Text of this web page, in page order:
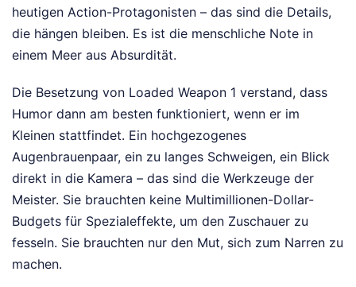
heutigen Action-Protagonisten – das sind die Details,
die hängen bleiben. Es ist die menschliche Note in
einem Meer aus Absurdität.
Die Besetzung von Loaded Weapon 1 verstand, dass
Humor dann am besten funktioniert, wenn er im
Kleinen stattfindet. Ein hochgezogenes
Augenbrauenpaar, ein zu langes Schweigen, ein Blick
direkt in die Kamera – das sind die Werkzeuge der
Meister. Sie brauchten keine Multimillionen-Dollar-
Budgets für Spezialeffekte, um den Zuschauer zu
fesseln. Sie brauchten nur den Mut, sich zum Narren zu
machen.